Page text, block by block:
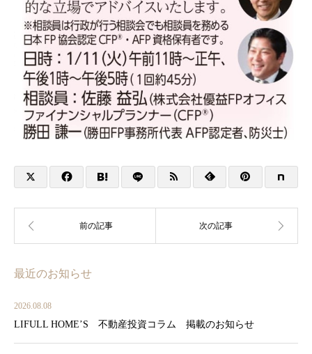
最近のお知らせ
2026.08.08
LIFULL HOME’S 不動産投資コラム 掲載のお知らせ